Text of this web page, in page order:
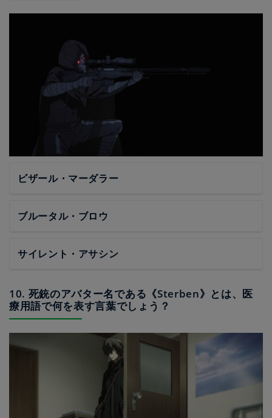
ビザール・マーダラー
ブルータル・ブロウ
サイレント・アサシン
10. 死銃のアバター名である《Sterben》とは、医
療用語で何を表す言葉でしょう？